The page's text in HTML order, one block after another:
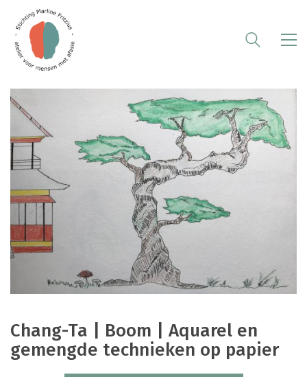
Chang-Ta | Boom | Aquarel en
gemengde technieken op papier